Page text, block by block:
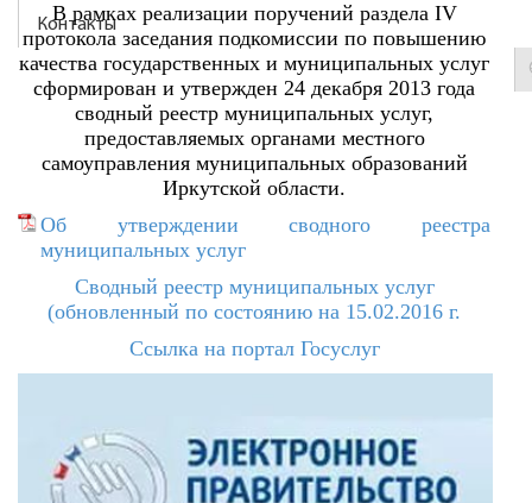
Контакты
В рамках реализации поручений раздела IV
протокола заседания подкомиссии по повышению
качества государственных и муниципальных услуг
сформирован и утвержден 24 декабря 2013 года
сводный реестр муниципальных услуг,
предоставляемых органами местного
самоуправления муниципальных образований
Иркутской области.
Об утверждении сводного реестра
муниципальных услуг
Сводный реестр муниципальных услуг
(обновленный по состоянию на 15.02.2016 г.
Ссылка на портал Госуслуг